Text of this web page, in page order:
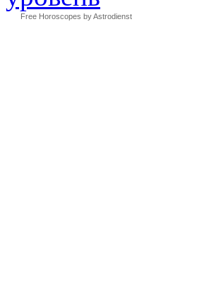
Free Horoscopes by Astrodienst